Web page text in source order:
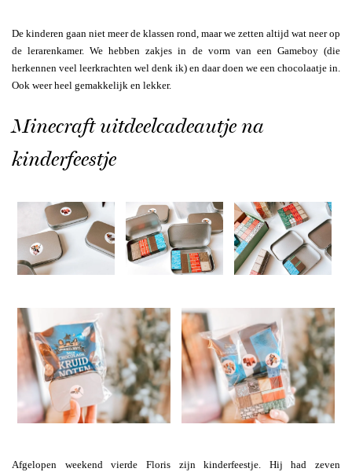
De kinderen gaan niet meer de klassen rond, maar we zetten altijd wat neer op
de lerarenkamer. We hebben zakjes in de vorm van een Gameboy (die
herkennen veel leerkrachten wel denk ik) en daar doen we een chocolaatje in.
Ook weer heel gemakkelijk en lekker.
Minecraft uitdeelcadeautje na
kinderfeestje
Afgelopen weekend vierde Floris zijn kinderfeestje. Hij had zeven